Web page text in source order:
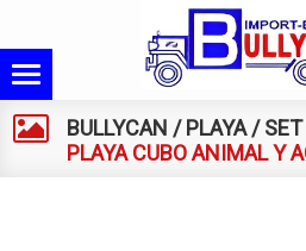
BULLYCAN /PLAYA/
PLAYA CUBO ANIMAL Y